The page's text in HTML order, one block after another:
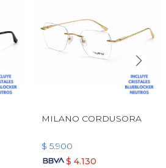
MILANO CORDUSORA
$ 5.900
$ 4.130